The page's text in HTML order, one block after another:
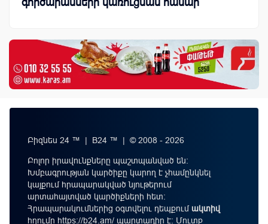
Բիզնես 24 ™ | B24 ™ | © 2008 - 2026
Բոլոր իրավունքները պաշտպանված են:
Խմբագրության կարծիքը կարող է չհամընկնել
կայքում հրապարակված նյութերում
արտահայտված կարծիքների հետ:
Հրապարակումներից օգտվելու դեպքումակտիվ
հղումը https://b24.am/ պարտադիր է: Մուտք